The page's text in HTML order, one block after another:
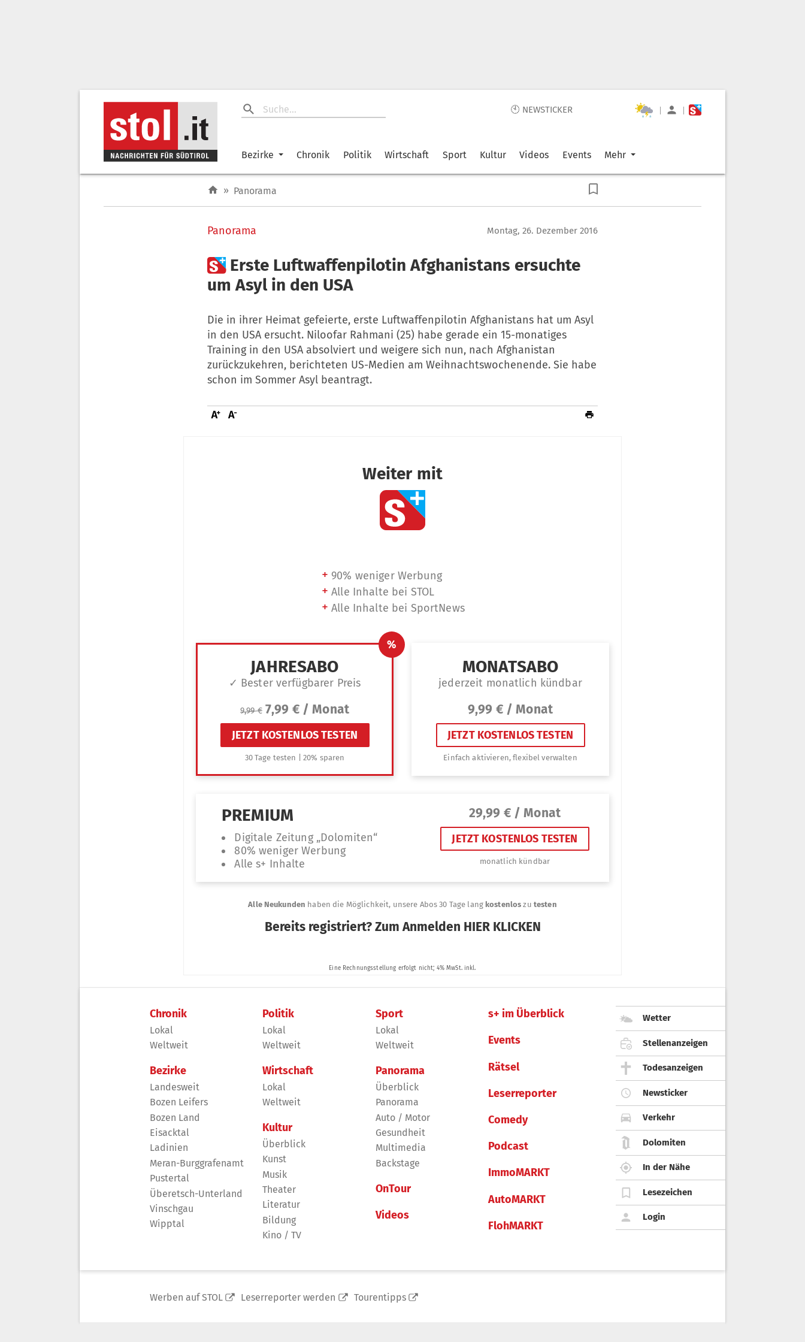
🕙 NEWSTICKER | |
Bezirke Chronik Politik Wirtschaft Sport Kultur Videos Events Mehr
» Panorama
Panorama Montag, 26. Dezember 2016
 Erste Luftwaffenpilotin Afghanistans ersuchte
um Asyl in den USA
Die in ihrer Heimat gefeierte, erste Luftwaffenpilotin Afghanistans hat um Asyl
in den USA ersucht. Niloofar Rahmani (25) habe gerade ein 15-monatiges
Training in den USA absolviert und weigere sich nun, nach Afghanistan
zurückzukehren, berichteten US-Medien am Weihnachtswochenende. Sie habe
schon im Sommer Asyl beantragt.
Chronik
Lokal
Weltweit
Bezirke
Landesweit
Bozen Leifers
Bozen Land
Eisacktal
Ladinien
Meran-Burggrafenamt
Pustertal
Überetsch-Unterland
Vinschgau
Wipptal
Politik
Lokal
Weltweit
Wirtschaft
Lokal
Weltweit
Kultur
Überblick
Kunst
Musik
Theater
Literatur
Bildung
Kino / TV
Sport
Lokal
Weltweit
Panorama
Überblick
Panorama
Auto / Motor
Gesundheit
Multimedia
Backstage
OnTour
Videos
s+ im Überblick
Events
Rätsel
Leserreporter
Comedy
Podcast
ImmoMARKT
AutoMARKT
FlohMARKT
Wetter
Stellenanzeigen
Todesanzeigen
Newsticker
Verkehr
Dolomiten
In der Nähe
Lesezeichen
Login
Werben auf STOL Leserreporter werden Tourentipps